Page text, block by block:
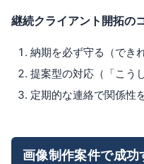
継続クライアント開拓の
納期を必ず守る（でき
提案型の対応（「こう
定期的な連絡で関係性
画像制作案件で成